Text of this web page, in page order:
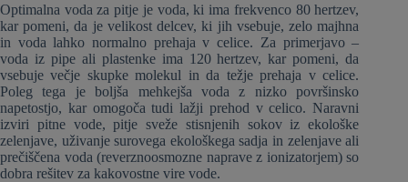
Optimalna voda za pitje je voda, ki ima frekvenco 80 hertzev,
kar pomeni, da je velikost delcev, ki jih vsebuje, zelo majhna
in voda lahko normalno prehaja v celice. Za primerjavo –
voda iz pipe ali plastenke ima 120 hertzev, kar pomeni, da
vsebuje večje skupke molekul in da težje prehaja v celice.
Poleg tega je boljša mehkejša voda z nizko površinsko
napetostjo, kar omogoča tudi lažji prehod v celico. Naravni
izviri pitne vode, pitje sveže stisnjenih sokov iz ekološke
zelenjave, uživanje surovega ekološkega sadja in zelenjave ali
prečiščena voda (reverznoosmozne naprave z ionizatorjem) so
dobra rešitev za kakovostne vire vode.